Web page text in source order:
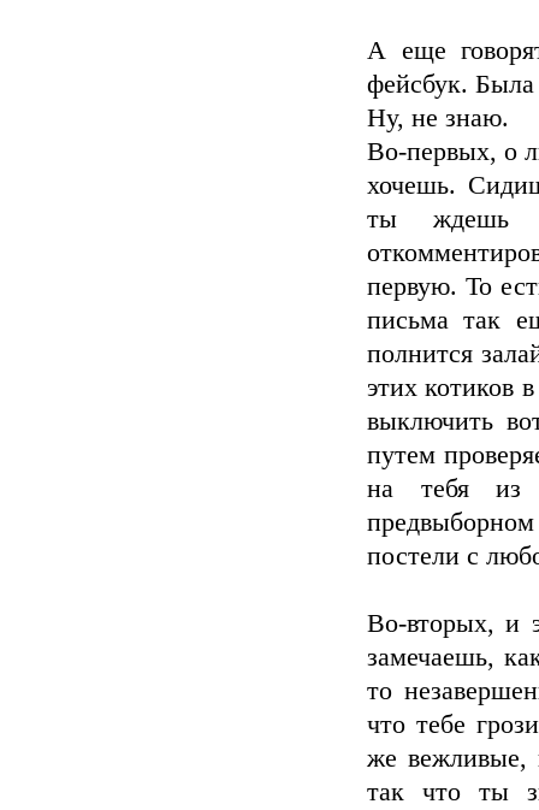
А еще
фейсбук.
Ну, не знаю.
Во-первых, о
хочешь.
ты ждешь
первую. То
письма так
полнится
этих котиков
выключить
путем
на тебя из
постели с
Во-вторых, и
замечаешь,
то
что тебе
же вежливые,
так что ты